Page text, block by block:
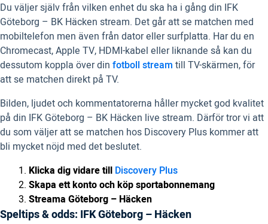
Du väljer själv från vilken enhet du ska ha i gång din IFK
Göteborg – BK Häcken stream. Det går att se matchen med
mobiltelefon men även från dator eller surfplatta. Har du en
Chromecast, Apple TV, HDMI-kabel eller liknande så kan du
dessutom koppla över din fotboll stream till TV-skärmen, för
att se matchen direkt på TV.
Bilden, ljudet och kommentatorerna håller mycket god kvalitet
på din IFK Göteborg – BK Häcken live stream. Därför tror vi att
du som väljer att se matchen hos Discovery Plus kommer att
bli mycket nöjd med det beslutet.
Klicka dig vidare till Discovery Plus
Skapa ett konto och köp sportabonnemang
Streama Göteborg – Häcken
Speltips & odds: IFK Göteborg – Häcken